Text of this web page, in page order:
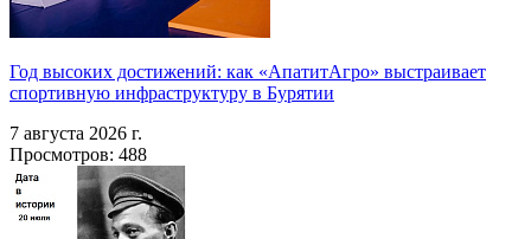
Год высоких достижений: как «АпатитАгро» выстраивает
спортивную инфраструктуру в Бурятии
7 августа 2026 г.
Просмотров: 488